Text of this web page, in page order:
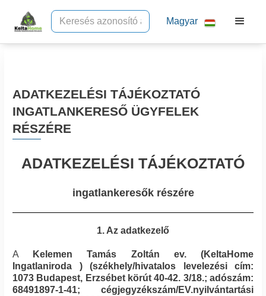
Magyar
ADATKEZELÉSI TÁJÉKOZTATÓ
INGATLANKERESŐ ÜGYFELEK
RÉSZÉRE
ADATKEZELÉSI TÁJÉKOZTATÓ
ingatlankeresők részére
1. Az adatkezelő
A Kelemen Tamás Zoltán ev.(KeltaHome
Ingatlaniroda ) (székhely/hivatalos levelezési cím:
1073 Budapest, Erzsébet körút 40-42. 3/18.; adószám:
68491897-1-41; cégjegyzékszám/EV.nyilvántartási